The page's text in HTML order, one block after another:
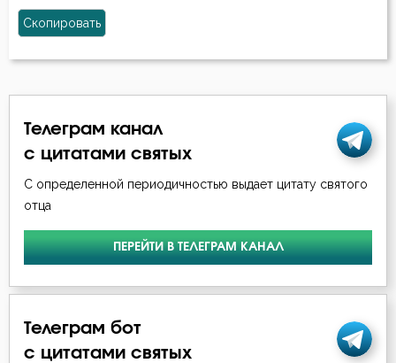
Скопировать
Телеграм канал
с цитатами святых
С определенной периодичностью выдает цитату святого
отца
ПЕРЕЙТИ В ТЕЛЕГРАМ КАНАЛ
Телеграм бот
с цитатами святых